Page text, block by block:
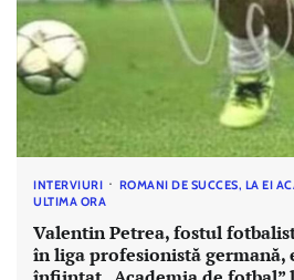
INTERVIURI
ROMANI DE SUCCES, LA EI
ULTIMA ORA
Valentin Petrea, fostul
în liga profesionistă germană,